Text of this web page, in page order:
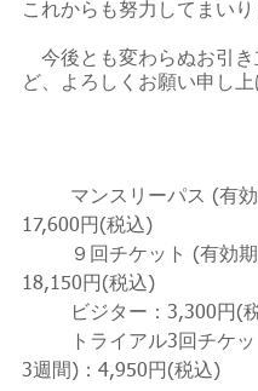
これからも努力してまいり
今後とも変わらぬお引き
ど、よろしくお願い申し上
17,600円(税込)
18,150円(税込)
ビジター：3,300円(
3週間)：4,950円(税込)